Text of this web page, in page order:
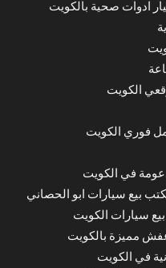
ادوات صحية بالكويت
الكويت
فوري الكويت
في الكويت
بيع سيارات ابو الحصاني
سيارات الكويت
مميزة بالكويت
في الكويت